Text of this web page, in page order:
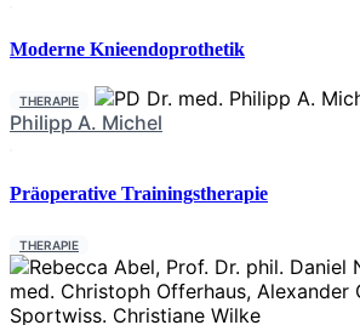
Moderne Knieendoprothetik
THERAPIE
Philipp A. Michel
Präoperative Trainingstherapie
THERAPIE